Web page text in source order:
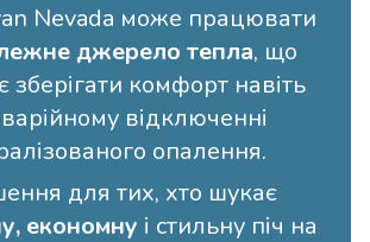
Nevada може працювати
джерело тепла, що
зберігати комфорт навіть
відключенні
опалення.
для тих, хто шукає
економну і стильну піч на